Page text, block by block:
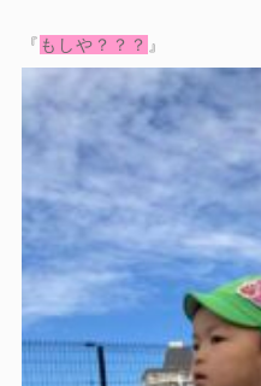
『 もしや？？？ 』